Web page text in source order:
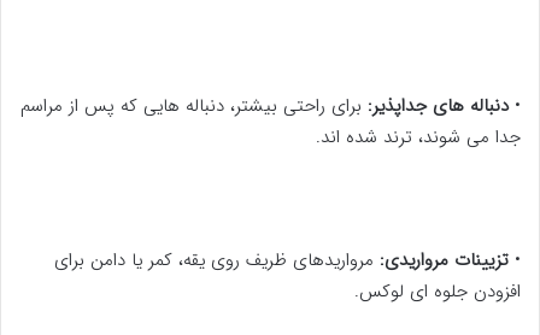
•دنباله های جداپذیر: برای راحتی بیشتر، دنباله هایی که پس از مراسم
جدا می شوند، ترند شده اند.
• تزیینات مرواریدی: مرواریدهای ظریف روی یقه، کمر یا دامن برای
افزودن جلوه ای لوکس.